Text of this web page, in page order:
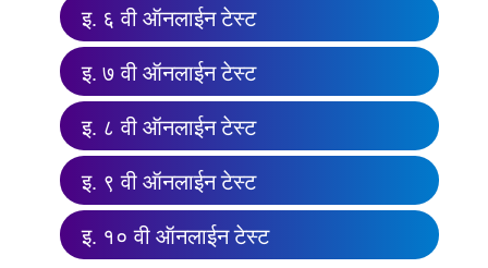
इ. ६ वी ऑनलाईन टेस्ट
इ. ७ वी ऑनलाईन टेस्ट
इ. ८ वी ऑनलाईन टेस्ट
इ. ९ वी ऑनलाईन टेस्ट
इ. १० वी ऑनलाईन टेस्ट